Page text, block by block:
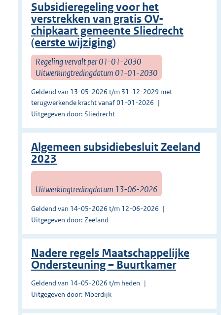
Subsidieregeling voor het
verstrekken van gratis OV-
chipkaart gemeente Sliedrecht
(eerste wijziging)
Regeling vervalt per 01-01-2030
Uitwerkingtredingdatum 01-01-2030
Geldend van 13-05-2026 t/m 31-12-2029 met
terugwerkende kracht vanaf 01-01-2026
Uitgegeven door: Sliedrecht
Algemeen subsidiebesluit Zeeland
2023
Uitwerkingtredingdatum 13-06-2026
Geldend van 14-05-2026 t/m 12-06-2026
Uitgegeven door: Zeeland
Nadere regels Maatschappelijke
Ondersteuning – Buurtkamer
Geldend van 14-05-2026 t/m heden
Uitgegeven door: Moerdijk